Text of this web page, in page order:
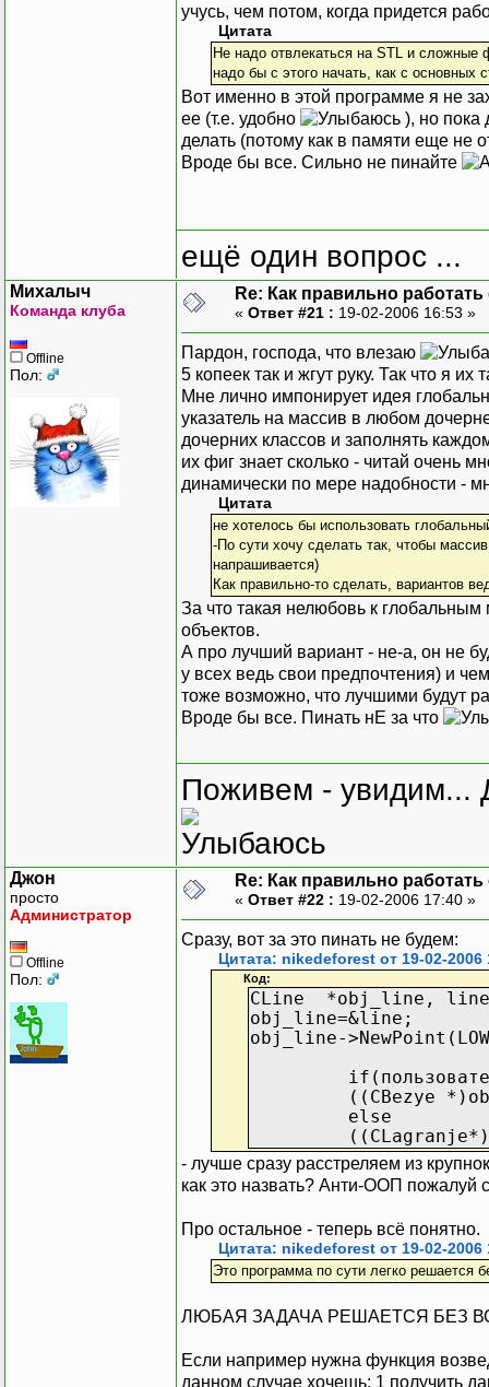
учусь, чем потом, когда придется
Цитата
Не надо отвлекаться на STL и
надо бы с этого начать, как с основных
Вот именно в этой программе я не
ее (т.е. удобно
), но пока
делать (потому как в памяти еще не
Вроде бы все. Сильно не пинайте
ещё один вопрос ...
Михалыч
Команда клуба
Offline
Пол:
Re: Как правильно
« Ответ #21 : 19-02-2006 16:53 »
Пардон, господа, что влезаю
5 копеек так и жгут руку. Так что я их
Мне лично импонирует идея
указатель на массив в любом
дочерних классов и заполнять
их фиг знает сколько - читай очень
динамически по мере надобности -
Цитата
не хотелось бы использовать
-По сути хочу сделать так, чтобы
напрашивается)
Как правильно-то сделать, вариантов
За что такая нелюбовь к
объектов.
А про лучший вариант - не-а, он не
у всех ведь свои предпочтения) и
тоже возможно, что лучшими будут
Вроде бы все. Пинать нЕ за что
Поживем - увидим...
Джон
просто
Администратор
Offline
Пол:
Re: Как правильно
« Ответ #22 : 19-02-2006 17:40 »
Сразу, вот за это пинать не будем:
Цитата: nikedeforest от 19-02-2006
Код:
CLine *obj_line,
obj_line=&line;
obj_line-
if(пользователь
((CBezye
else
- лучше сразу расстреляем из
как это назвать? Анти-ООП пожалуй
Про остальное - теперь всё понятно.
Цитата: nikedeforest от 19-02-2006
Это программа по сути легко решается
ЛЮБАЯ ЗАДАЧА РЕШАЕТСЯ БЕЗ
Если например нужна функция
данном случае хочешь: 1 получить